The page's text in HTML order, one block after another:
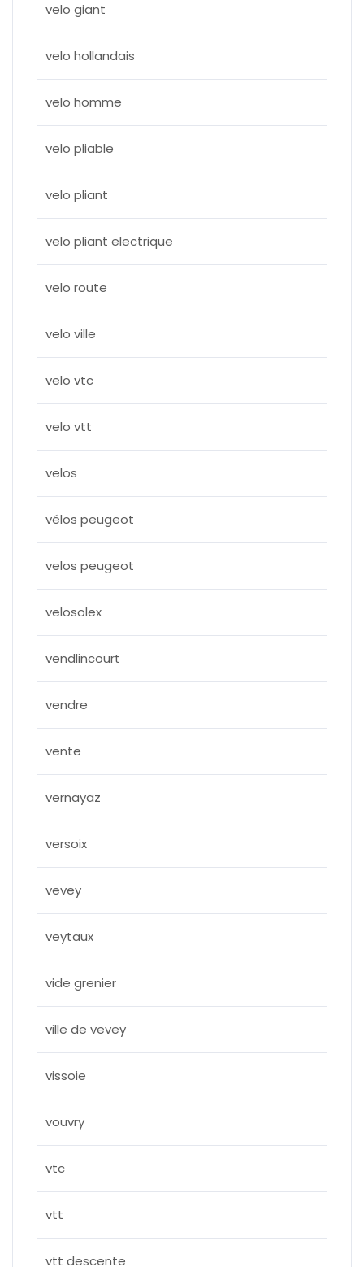
velo giant
velo hollandais
velo homme
velo pliable
velo pliant
velo pliant electrique
velo route
velo ville
velo vtc
velo vtt
velos
vélos peugeot
velos peugeot
velosolex
vendlincourt
vendre
vente
vernayaz
versoix
vevey
veytaux
vide grenier
ville de vevey
vissoie
vouvry
vtc
vtt
vtt descente